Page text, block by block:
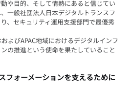
や目的、そして情熱にあると信じてい
一般社団法人日本デジタルトランスフ
、セキュリティ運用支援部門で最優秀
よびAPAC地域におけるデジタルインフ
の推進という使命を果たしていること
フォーメーションを支えるために